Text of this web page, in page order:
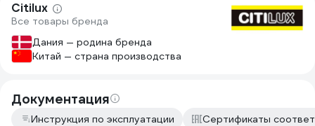
Citilux
Все товары бренда
Дания — родина бренда
Китай — страна производства
Документация
Инструкция по эксплуатации Сертификаты